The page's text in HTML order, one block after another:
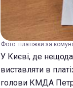
Фото: платіжки за
У Києві, де
виставляти в
голови КМДА